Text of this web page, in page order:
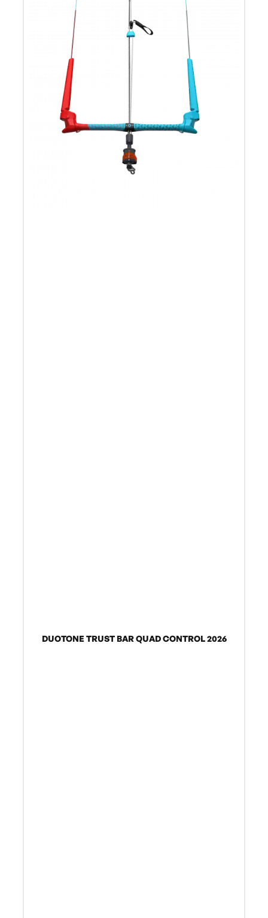
DUOTONE TRUST BAR QUAD CONTROL 2026